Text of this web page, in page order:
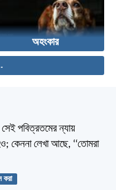
অহংকার
পবিত্রতমের ন্যায়
কেননা লেখা আছে, ‘‘তোমরা
করা